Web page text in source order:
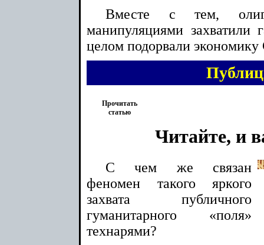
Вместе с тем,
манипуляциями
целом подорвали экономику
Прочитать
статью
Читайте, и
С чем же связан
феномен такого яркого
захвата публичного
гуманитарного «поля»
технарями?